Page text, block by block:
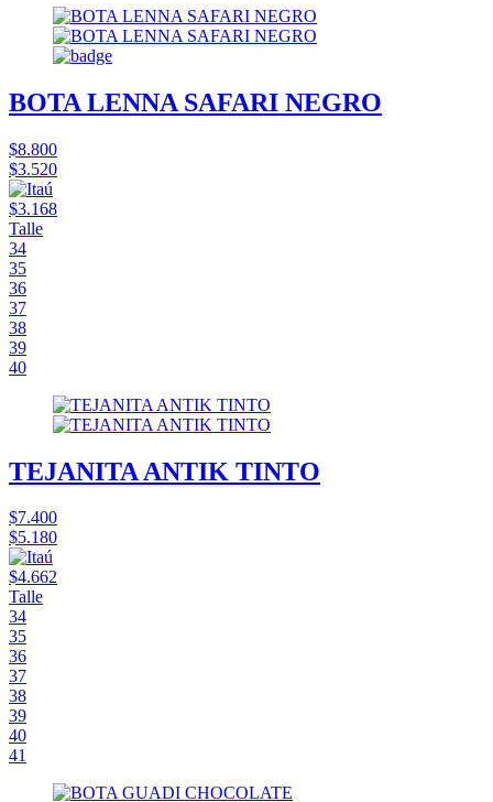
BOTA LENNA SAFARI NEGRO
$8.800
$3.520
$3.168
Talle
34
35
36
37
38
39
40
TEJANITA ANTIK TINTO
$7.400
$5.180
$4.662
Talle
34
35
36
37
38
39
40
41